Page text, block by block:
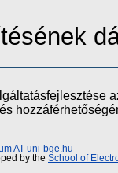
AT uni-bge.hu
by the School of